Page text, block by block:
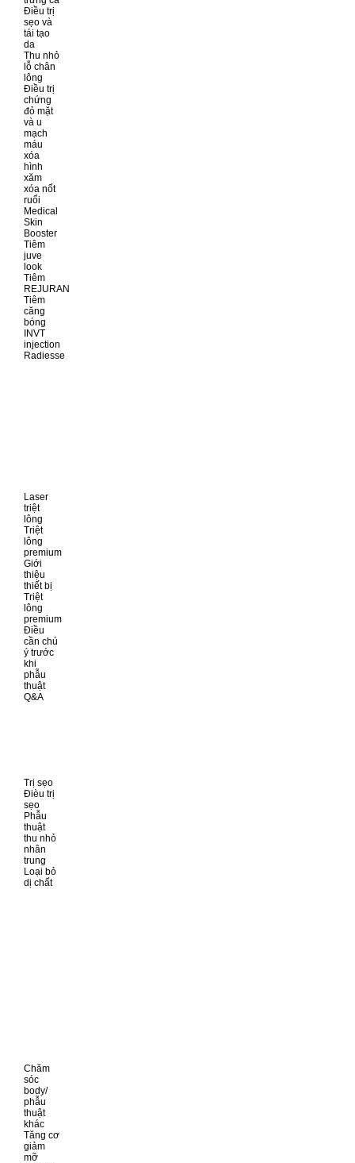
Điều trị
sẹo và
tái tạo
da
Thu nhỏ
lỗ chân
lông
Điều trị
chứng
đỏ mặt
và u
mạch
máu
xóa
hình
xăm
xóa nốt
ruổi
Medical
Skin
Booster
Tiêm
juve
look
Tiêm
REJURAN
Tiêm
căng
bóng
INVT
injection
Radiesse
Laser
triệt
lông
Triệt
lông
premium
Giới
thiệu
thiết bị
Triệt
lông
premium
Điều
cần chú
ý trước
khi
phẫu
thuật
Q&A
Trị sẹo
Đièu trị
sẹo
Phẫu
thuật
thu nhỏ
nhân
trung
Loại bỏ
dị chất
Chăm
sóc
body/
phẫu
thuật
khác
Tăng cơ
giảm
mỡ